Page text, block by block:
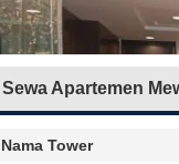
Sewa Apartemen
Nama Tower